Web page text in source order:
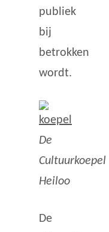
publiek
bij
betrokken
wordt.
De
Cultuurkoepel
Heiloo
De